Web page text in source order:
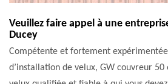
Veuillez faire appel à une
Ducey
Compétente et fortement
d’installation de velux, GW couvreur